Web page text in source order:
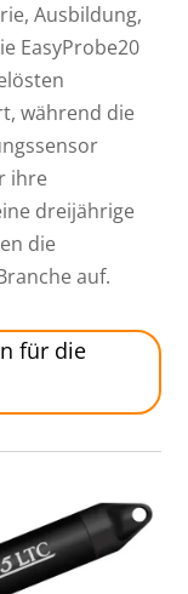
Ausbildung,
EasyProbe20
während die
ihre
dreijährige
die
auf.
für die